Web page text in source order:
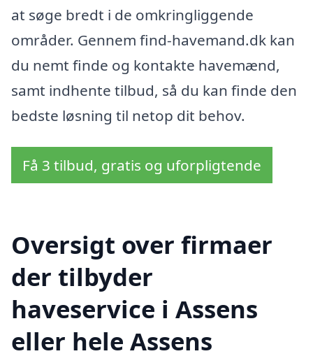
at søge bredt i de omkringliggende
områder. Gennem find-havemand.dk kan
du nemt finde og kontakte havemænd,
samt indhente tilbud, så du kan finde den
bedste løsning til netop dit behov.
Få 3 tilbud, gratis og uforpligtende
Oversigt over firmaer
der tilbyder
haveservice i Assens
eller hele Assens